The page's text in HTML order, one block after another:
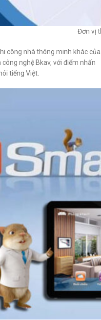
Đơn vị
công nhà thông minh khác của
nghệ Bkav, với điểm nhấn
tiếng Việt.